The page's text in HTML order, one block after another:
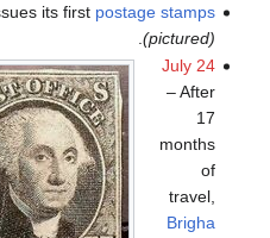
its first postage stamps
(pictured)
July 24
– After
17
months
of
travel,
Brigha